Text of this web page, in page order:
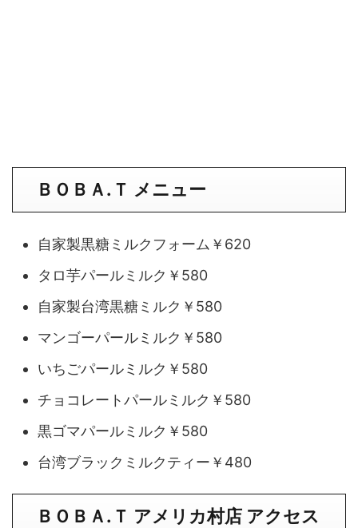
ＢＯＢＡ.Ｔ メニュー
自家製黒糖ミルクフォーム￥620
タロ芋パールミルク￥580
自家製台湾黒糖ミルク￥580
マンゴーパールミルク￥580
いちごパールミルク￥580
チョコレートパールミルク￥580
黒ゴマパールミルク￥580
台湾ブラックミルクティー￥480
ＢＯＢＡ.Ｔ アメリカ村店 アクセス